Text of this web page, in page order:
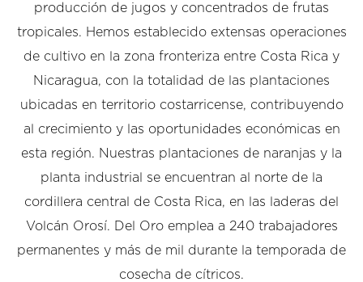
producción de jugos y concentrados de frutas
tropicales. Hemos establecido extensas operaciones
de cultivo en la zona fronteriza entre Costa Rica y
Nicaragua, con la totalidad de las plantaciones
ubicadas en territorio costarricense, contribuyendo
al crecimiento y las oportunidades económicas en
esta región. Nuestras plantaciones de naranjas y la
planta industrial se encuentran al norte de la
cordillera central de Costa Rica, en las laderas del
Volcán Orosí. Del Oro emplea a 240 trabajadores
permanentes y más de mil durante la temporada de
cosecha de cítricos.